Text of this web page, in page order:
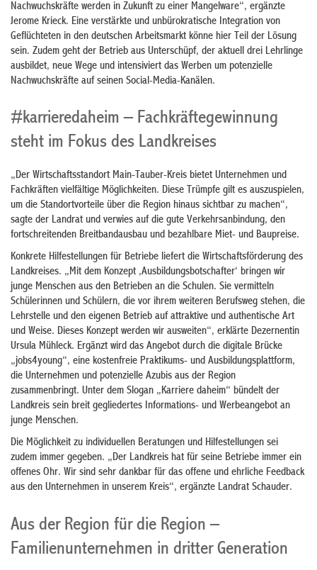
Nachwuchskräfte werden in Zukunft zu einer Mangelware“, ergänzte
Jerome Krieck. Eine verstärkte und unbürokratische Integration von
Geflüchteten in den deutschen Arbeitsmarkt könne hier Teil der Lösung
sein. Zudem geht der Betrieb aus Unterschüpf, der aktuell drei Lehrlinge
ausbildet, neue Wege und intensiviert das Werben um potenzielle
Nachwuchskräfte auf seinen Social-Media-Kanälen.
#karrieredaheim – Fachkräftegewinnung
steht im Fokus des Landkreises
„Der Wirtschaftsstandort Main-Tauber-Kreis bietet Unternehmen und
Fachkräften vielfältige Möglichkeiten. Diese Trümpfe gilt es auszuspielen,
um die Standortvorteile über die Region hinaus sichtbar zu machen“,
sagte der Landrat und verwies auf die gute Verkehrsanbindung, den
fortschreitenden Breitbandausbau und bezahlbare Miet- und Baupreise.
Konkrete Hilfestellungen für Betriebe liefert die Wirtschaftsförderung des
Landkreises. „Mit dem Konzept ‚Ausbildungsbotschafter‘ bringen wir
junge Menschen aus den Betrieben an die Schulen. Sie vermitteln
Schülerinnen und Schülern, die vor ihrem weiteren Berufsweg stehen, die
Lehrstelle und den eigenen Betrieb auf attraktive und authentische Art
und Weise. Dieses Konzept werden wir ausweiten“, erklärte Dezernentin
Ursula Mühleck. Ergänzt wird das Angebot durch die digitale Brücke
„jobs4young“, eine kostenfreie Praktikums- und Ausbildungsplattform,
die Unternehmen und potenzielle Azubis aus der Region
zusammenbringt. Unter dem Slogan „Karriere daheim“ bündelt der
Landkreis sein breit gegliedertes Informations- und Werbeangebot an
junge Menschen.
Die Möglichkeit zu individuellen Beratungen und Hilfestellungen sei
zudem immer gegeben. „Der Landkreis hat für seine Betriebe immer ein
offenes Ohr. Wir sind sehr dankbar für das offene und ehrliche Feedback
aus den Unternehmen in unserem Kreis“, ergänzte Landrat Schauder.
Aus der Region für die Region –
Familienunternehmen in dritter Generation